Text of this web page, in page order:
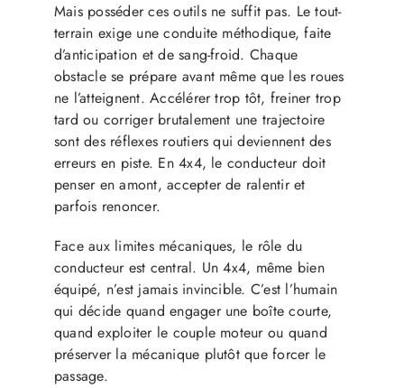
Mais posséder ces outils ne suffit pas. Le tout-
terrain exige une conduite méthodique, faite
d’anticipation et de sang-froid. Chaque
obstacle se prépare avant même que les roues
ne l’atteignent. Accélérer trop tôt, freiner trop
tard ou corriger brutalement une trajectoire
sont des réflexes routiers qui deviennent des
erreurs en piste. En 4x4, le conducteur doit
penser en amont, accepter de ralentir et
parfois renoncer.
Face aux limites mécaniques, le rôle du
conducteur est central. Un 4x4, même bien
équipé, n’est jamais invincible. C’est l’humain
qui décide quand engager une boîte courte,
quand exploiter le couple moteur ou quand
préserver la mécanique plutôt que forcer le
passage.